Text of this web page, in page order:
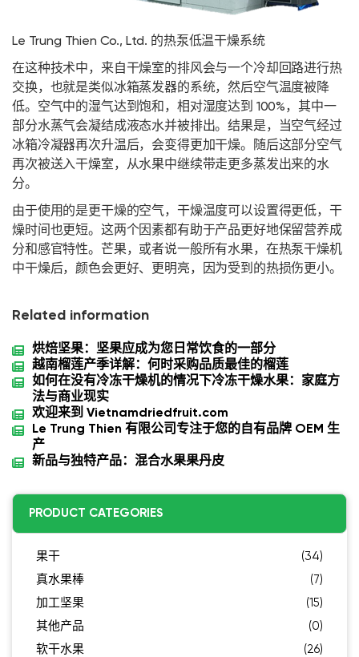
Le Trung Thien Co., Ltd. 的热泵低温干燥系统
在这种技术中，来自干燥室的排风会与一个冷却回路进行热
交换，也就是类似冰箱蒸发器的系统，然后空气温度被降
低。空气中的湿气达到饱和，相对湿度达到 100%，其中一
部分水蒸气会凝结成液态水并被排出。结果是，当空气经过
冰箱冷凝器再次升温后，会变得更加干燥。随后这部分空气
再次被送入干燥室，从水果中继续带走更多蒸发出来的水
分。
由于使用的是更干燥的空气，干燥温度可以设置得更低，干
燥时间也更短。这两个因素都有助于产品更好地保留营养成
分和感官特性。芒果，或者说一般所有水果，在热泵干燥机
中干燥后，颜色会更好、更明亮，因为受到的热损伤更小。
Related information
烘焙坚果：坚果应成为您日常饮食的一部分
越南榴莲产季详解：何时采购品质最佳的榴莲
如何在没有冷冻干燥机的情况下冷冻干燥水果：家庭方
法与商业现实
欢迎来到 Vietnamdriedfruit.com
Le Trung Thien 有限公司专注于您的自有品牌 OEM 生
产
新品与独特产品：混合水果果丹皮
PRODUCT CATEGORIES
果干
(34)
真水果棒
(7)
加工坚果
(15)
其他产品
(0)
软干水果
(26)